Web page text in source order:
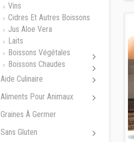
Vins
Cidres Et Autres Boissons
Jus Aloe Vera
Laits
Boissons Végétales
Boissons Chaudes
Aide Culinaire
Aliments Pour Animaux
Graines À Germer
Sans Gluten